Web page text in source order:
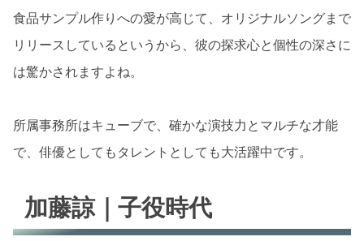
食品サンプル作りへの愛が高じて、オリジナルソングまで
リリースしているというから、彼の探求心と個性の深さに
は驚かされますよね。
所属事務所はキューブで、確かな演技力とマルチな才能
で、俳優としてもタレントとしても大活躍中です。
加藤諒｜子役時代